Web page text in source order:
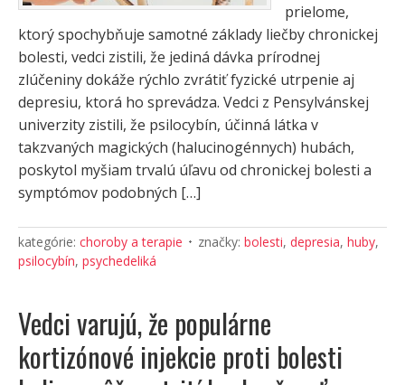
prielome,
ktorý spochybňuje samotné základy liečby chronickej
bolesti, vedci zistili, že jediná dávka prírodnej
zlúčeniny dokáže rýchlo zvrátiť fyzické utrpenie aj
depresiu, ktorá ho sprevádza. Vedci z Pensylvánskej
univerzity zistili, že psilocybín, účinná látka v
takzvaných magických (halucinogénnych) hubách,
poskytol myšiam trvalú úľavu od chronickej bolesti a
symptómov podobných […]
kategórie: choroby a terapie značky: bolesti, depresia, huby,
psilocybín, psychedeliká
Vedci varujú, že populárne
kortizónové injekcie proti bolesti